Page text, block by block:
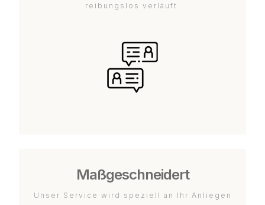
reibungslos verläuft.
Maßgeschneidert
Unser Service wird speziell an Ihr Anliegen